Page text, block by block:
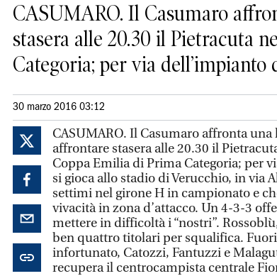
CASUMARO. Il Casumaro
stasera alle 20.30 il Pietracuta
Categoria; per via dell’impianto
30 marzo 2016 03:12
CASUMARO. Il Casumaro affronta
affrontare stasera alle 20.30 il
Coppa Emilia di Prima Categoria; per
si gioca allo stadio di Verucchio, in via
settimi nel girone H in campionato e
vivacità in zona d’attacco. Un 4-3-3
mettere in difficoltà i “nostri”.
ben quattro titolari per squalifica.
infortunato, Catozzi, Fantuzzi e
recupera il centrocampista centrale